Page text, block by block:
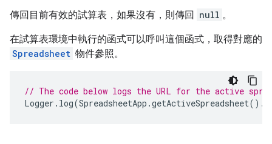
傳回目前有效的試算表，如果沒有，則傳回 null 。
在試算表環境中執行的函式可以呼叫這個函式，取得對應的
Spreadsheet 物件參照。
// The code below logs the URL for the active
Logger . log(SpreadsheetApp .getActiveSpreadsheet().